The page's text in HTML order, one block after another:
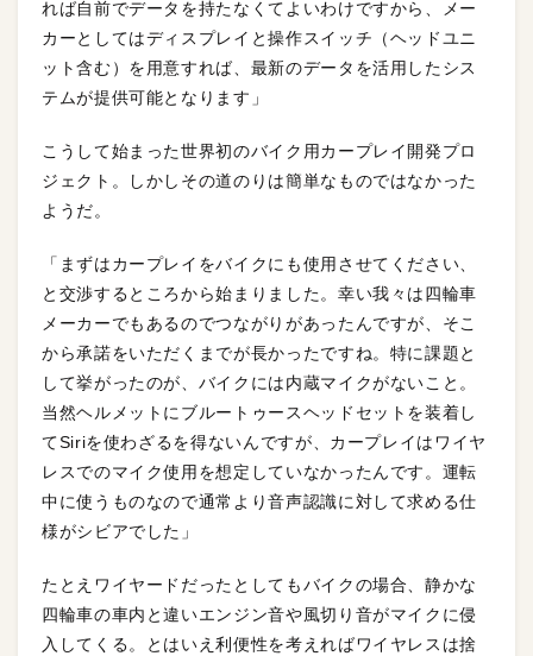
れば自前でデータを持たなくてよいわけですから、メー
カーとしてはディスプレイと操作スイッチ（ヘッドユニ
ット含む）を用意すれば、最新のデータを活用したシス
テムが提供可能となります」
こうして始まった世界初のバイク用カープレイ開発プロ
ジェクト。しかしその道のりは簡単なものではなかった
ようだ。
「まずはカープレイをバイクにも使用させてください、
と交渉するところから始まりました。幸い我々は四輪車
メーカーでもあるのでつながりがあったんですが、そこ
から承諾をいただくまでが長かったですね。特に課題と
して挙がったのが、バイクには内蔵マイクがないこと。
当然ヘルメットにブルートゥースヘッドセットを装着し
てSiriを使わざるを得ないんですが、カープレイはワイヤ
レスでのマイク使用を想定していなかったんです。運転
中に使うものなので通常より音声認識に対して求める仕
様がシビアでした」
たとえワイヤードだったとしてもバイクの場合、静かな
四輪車の車内と違いエンジン音や風切り音がマイクに侵
入してくる。とはいえ利便性を考えればワイヤレスは捨